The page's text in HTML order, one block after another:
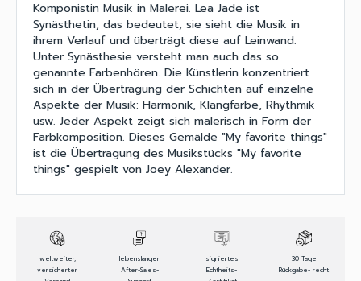
Komponistin Musik in Malerei. Lea Jade ist
Synästhetin, das bedeutet, sie sieht die Musik in
ihrem Verlauf und überträgt diese auf Leinwand.
Unter Synästhesie versteht man auch das so
genannte Farbenhören. Die Künstlerin konzentriert
sich in der Übertragung der Schichten auf einzelne
Aspekte der Musik: Harmonik, Klangfarbe, Rhythmik
usw. Jeder Aspekt zeigt sich malerisch in Form der
Farbkomposition. Dieses Gemälde "My favorite things"
ist die Übertragung des Musikstücks "My favorite
things" gespielt von Joey Alexander.
weltweiter,
versicherter
lebenslanger
After-Sales-
signiertes
Echtheits-
30 Tage
Rückgabe- recht